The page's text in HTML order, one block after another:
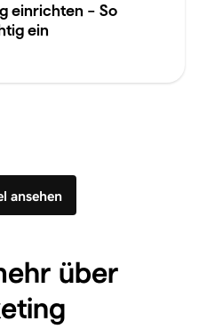
einrichten – So
ein
ansehen
über